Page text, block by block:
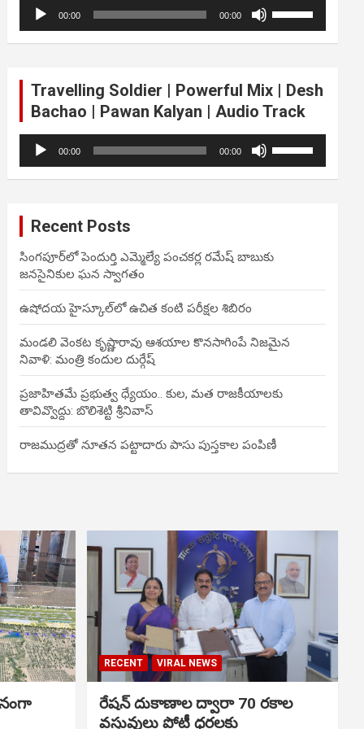
Audio
Player
00:00 00:00
Arrow
increase
or
Travelling Soldier | Powerful Mix | Desh
Bachao | Pawan Kalyan | Audio Track
Audio
Player
00:00 00:00
Arrow
decrease
Recent Posts
సింగపూర్‌లో పెందుర్తి ఎమ్మెల్యే పంచకర్ల రమేష్ బాబుకు
జనసైనికుల ఘన స్వాగతం
ఉషోదయ హైస్కూల్‌లో ఉచిత కంటి పరీక్షల శిబిరం
మండలి వెంకట కృష్ణారావు ఆశయాల కొనసాగింపే నిజమైన
నివాళి: మంత్రి కందుల దుర్గేష్
ప్రజాహితమే ప్రభుత్వ ధ్యేయం.. కుల, మత రాజకీయాలకు
తావివ్వొద్దు: బొలిశెట్టి శ్రీనివాస్
రాజముద్రతో నూతన పట్టాదారు పాసు పుస్తకాల పంపిణీ
RECENT VIRAL NEWS
రేషన్ దుకాణాల ద్వారా 70 రకాల
వస్తువులు పోటీ ధరలకు